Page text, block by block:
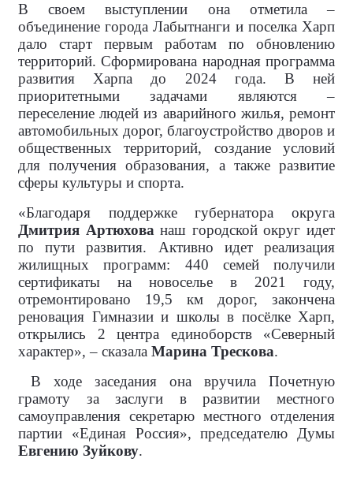
В своем выступлении она отметила –
объединение города Лабытнанги и поселка Харп
дало старт первым работам по обновлению
территорий. Сформирована народная программа
развития Харпа до 2024 года. В ней
приоритетными задачами являются –
переселение людей из аварийного жилья, ремонт
автомобильных дорог, благоустройство дворов и
общественных территорий, создание условий
для получения образования, а также развитие
сферы культуры и спорта.
«Благодаря поддержке губернатора округа
Дмитрия Артюхова наш городской округ идет
по пути развития. Активно идет реализация
жилищных программ: 440 семей получили
сертификаты на новоселье в 2021 году,
отремонтировано 19,5 км дорог, закончена
реновация Гимназии и школы в посёлке Харп,
открылись 2 центра единоборств «Северный
характер», – сказала Марина Трескова.
В ходе заседания она вручила Почетную
грамоту за заслуги в развитии местного
самоуправления секретарю местного отделения
партии «Единая Россия», председателю Думы
Евгению Зуйкову.